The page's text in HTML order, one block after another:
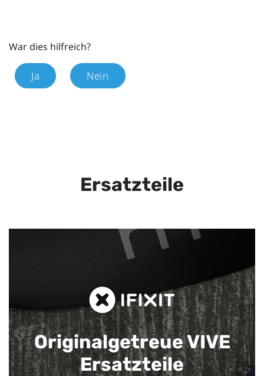
War dies hilfreich?
Ja Nein
Ersatzteile
Originalgetreue VIVE
Ersatzteile